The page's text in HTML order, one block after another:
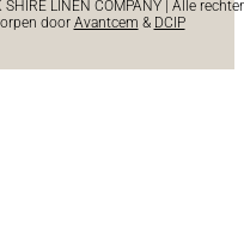
LINEN COMPANY | Alle
door Avantcem & DCIP